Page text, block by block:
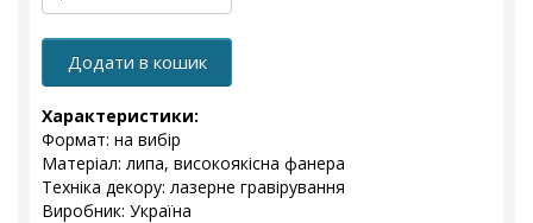
Додати в кошик
Характеристики:
Формат: на вибір
Матеріал: липа, високоякісна фанера
Техніка декору: лазерне гравірування
Виробник: Україна